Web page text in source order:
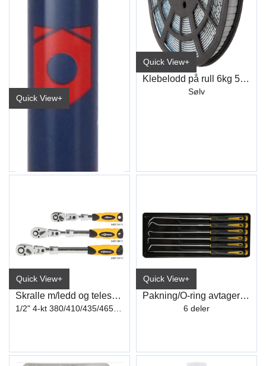
Quick View+
Quick View+
Klebelodd på rull 6kg 5+5gr
Sølv
Quick View+
Skralle m/ledd og teleskop Förch
Quick View+
Pakning/O-ring avtagersett
6 deler